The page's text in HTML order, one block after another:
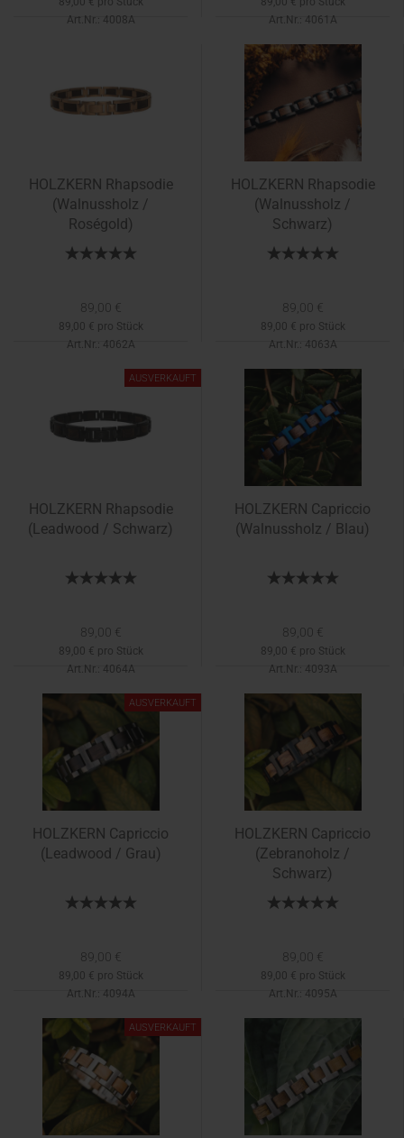
Art.Nr.: 4008A
Art.Nr.: 4061A
Lieferzeit: 1-2 Tage
HOLZKERN Rhapsodie
(Walnussholz /
Roségold)
89,00 €
89,00 € pro Stück
Art.Nr.: 4062A
1-2 Tage
HOLZKERN Rhapsodie
(Walnussholz /
Schwarz)
89,00 €
89,00 € pro Stück
Art.Nr.: 4063A
Lieferzeit: 1-2 Tage
AUSVERKAUFT
HOLZKERN Rhapsodie
(Leadwood / Schwarz)
89,00 €
89,00 € pro Stück
Art.Nr.: 4064A
HOLZKERN Capriccio
(Walnussholz / Blau)
89,00 €
89,00 € pro Stück
Art.Nr.: 4093A
AUSVERKAUFT
HOLZKERN Capriccio
(Leadwood / Grau)
89,00 €
89,00 € pro Stück
Art.Nr.: 4094A
HOLZKERN Capriccio
(Zebranoholz /
Schwarz)
89,00 €
89,00 € pro Stück
Art.Nr.: 4095A
AUSVERKAUFT